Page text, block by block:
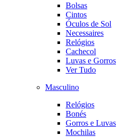
Bolsas
Cintos
Óculos de Sol
Necessaires
Relógios
Cachecol
Luvas e Gorros
Ver Tudo
Masculino
Relógios
Bonés
Gorros e Luvas
Mochilas